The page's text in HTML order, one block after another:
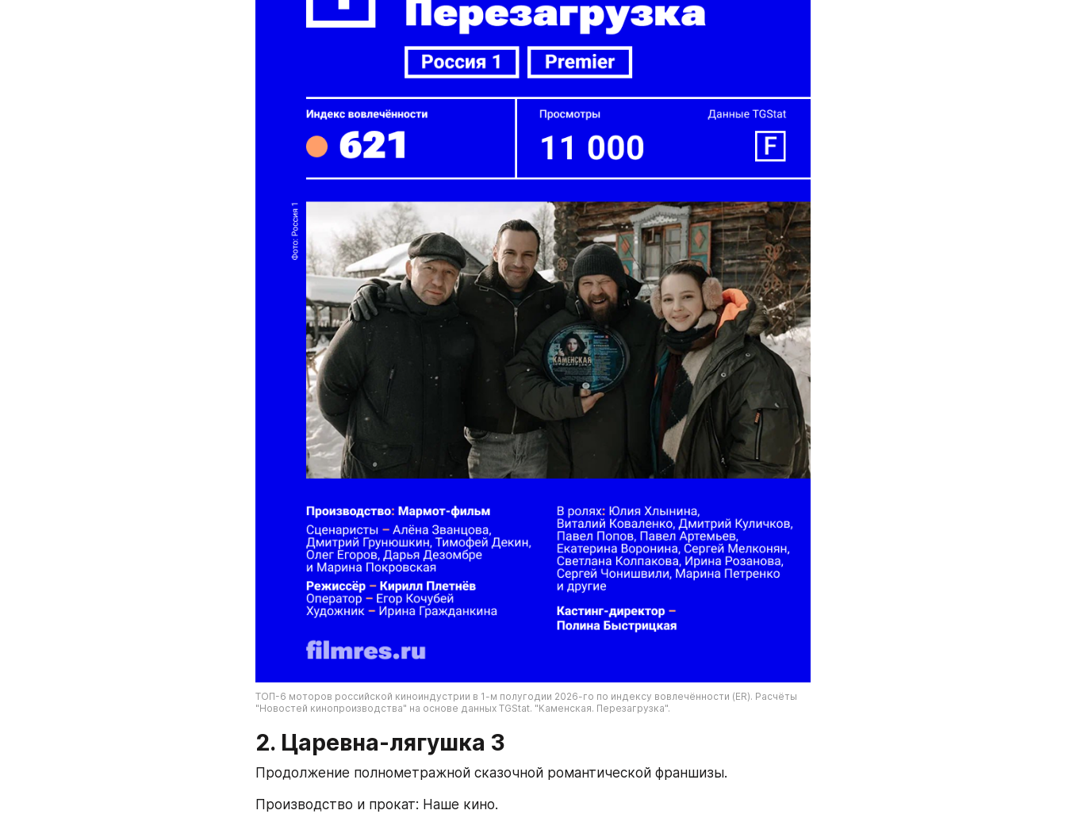
ТОП-6 моторов российской киноиндустрии в 1-м полугодии 2026-го по индексу вовлечённости (ER). Расчёты
"Новостей кинопроизводства" на основе данных TGStat. "Каменская. Перезагрузка".
2. Царевна-лягушка 3
Продолжение полнометражной сказочной романтической франшизы.
Производство и прокат: Наше кино.